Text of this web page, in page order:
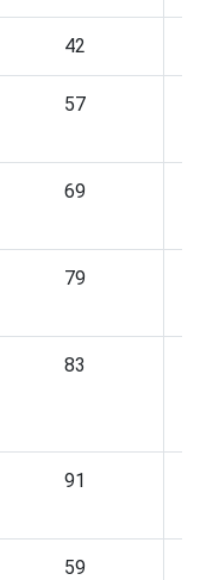
42
57
69
79
83
91
59